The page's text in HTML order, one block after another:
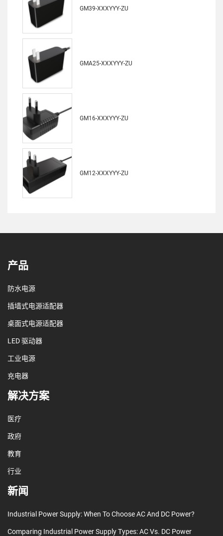
GM39-XXXYYY-ZU
GMA25-XXXYYY-ZU
GM16-XXXYYY-ZU
GM12-XXXYYY-ZU
产品
防水电源
插墙式电源适配器
桌面式电源适配器
LED 驱动器
工业电源
充电器
解决方案
医疗
政府
教育
行业
新闻
Industrial Power Supply: When To Choose AC And DC Power?
Comparing Industrial Power Supply Types: AC Vs. DC Power